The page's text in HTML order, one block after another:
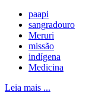
paapi
sangradouro
Meruri
missão
indígena
Medicina
Leia mais ...